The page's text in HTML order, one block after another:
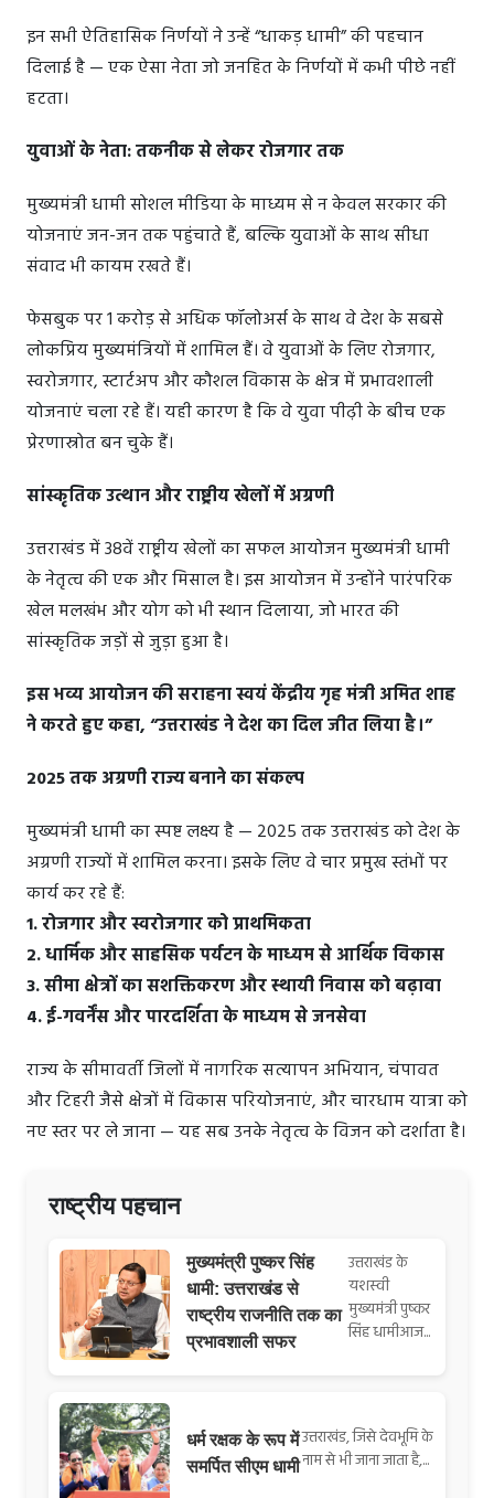
इन सभी ऐतिहासिक निर्णयों ने उन्हें “धाकड़ धामी” की पहचान
दिलाई है — एक ऐसा नेता जो जनहित के निर्णयों में कभी पीछे नहीं
हटता।
युवाओं के नेता: तकनीक से लेकर रोजगार तक
मुख्यमंत्री धामी सोशल मीडिया के माध्यम से न केवल सरकार की
योजनाएं जन-जन तक पहुंचाते हैं, बल्कि युवाओं के साथ सीधा
संवाद भी कायम रखते हैं।
फेसबुक पर 1 करोड़ से अधिक फॉलोअर्स के साथ वे देश के सबसे
लोकप्रिय मुख्यमंत्रियों में शामिल हैं। वे युवाओं के लिए रोजगार,
स्वरोजगार, स्टार्टअप और कौशल विकास के क्षेत्र में प्रभावशाली
योजनाएं चला रहे हैं। यही कारण है कि वे युवा पीढ़ी के बीच एक
प्रेरणास्रोत बन चुके हैं।
सांस्कृतिक उत्थान और राष्ट्रीय खेलों में अग्रणी
उत्तराखंड में 38वें राष्ट्रीय खेलों का सफल आयोजन मुख्यमंत्री धामी
के नेतृत्व की एक और मिसाल है। इस आयोजन में उन्होंने पारंपरिक
खेल मलखंभ और योग को भी स्थान दिलाया, जो भारत की
सांस्कृतिक जड़ों से जुड़ा हुआ है।
इस भव्य आयोजन की सराहना स्वयं केंद्रीय गृह मंत्री अमित शाह
ने करते हुए कहा, “उत्तराखंड ने देश का दिल जीत लिया है।”
2025 तक अग्रणी राज्य बनाने का संकल्प
मुख्यमंत्री धामी का स्पष्ट लक्ष्य है — 2025 तक उत्तराखंड को देश के
अग्रणी राज्यों में शामिल करना। इसके लिए वे चार प्रमुख स्तंभों पर
कार्य कर रहे हैं:
1. रोजगार और स्वरोजगार को प्राथमिकता
2. धार्मिक और साहसिक पर्यटन के माध्यम से आर्थिक विकास
3. सीमा क्षेत्रों का सशक्तिकरण और स्थायी निवास को बढ़ावा
4. ई-गवर्नेंस और पारदर्शिता के माध्यम से जनसेवा
राज्य के सीमावर्ती जिलों में नागरिक सत्यापन अभियान, चंपावत
और टिहरी जैसे क्षेत्रों में विकास परियोजनाएं, और चारधाम यात्रा को
नए स्तर पर ले जाना — यह सब उनके नेतृत्व के विजन को दर्शाता है।
राष्ट्रीय पहचान
मुख्यमंत्री पुष्कर सिंह
धामी: उत्तराखंड से
राष्ट्रीय राजनीति तक का
प्रभावशाली सफर
उत्तराखंड के
यशस्वी
मुख्यमंत्री पुष्कर
सिंह धामीआज...
धर्म रक्षक के रूप में
समर्पित सीएम धामी
उत्तराखंड, जिसे देवभूमि के
नाम से भी जाना जाता है,...